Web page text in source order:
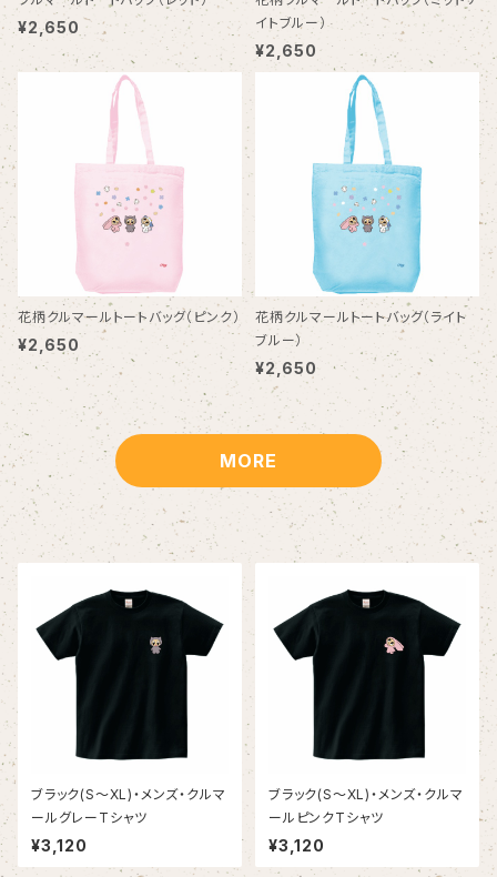
¥2,650
イトブルー）
¥2,650
花柄クルマールトートバッグ（ピンク）
¥2,650
花柄クルマールトートバッグ（ライト
ブルー）
¥2,650
MORE
ブラック(S～XL)・メンズ・クルマ
ールグレーTシャツ
¥3,120
ブラック(S～XL)・メンズ・クルマ
ールピンクTシャツ
¥3,120